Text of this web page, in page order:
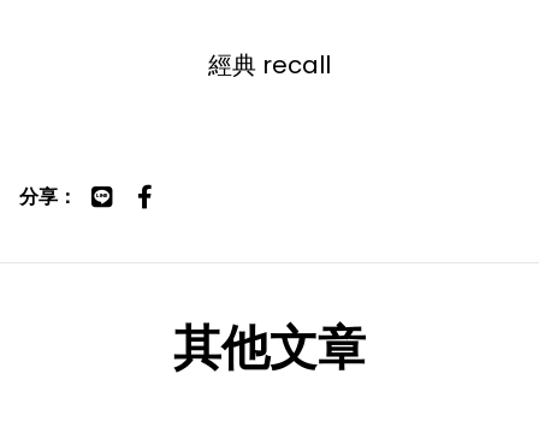
經典 recall
分享：
其他文章